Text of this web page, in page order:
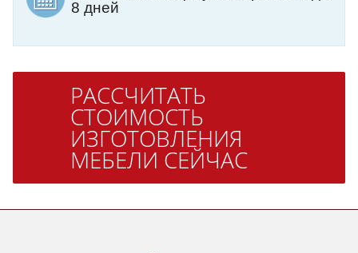
8 дней
РАССЧИТАТЬ
СТОИМОСТЬ
ИЗГОТОВЛЕНИЯ
МЕБЕЛИ СЕЙЧАС